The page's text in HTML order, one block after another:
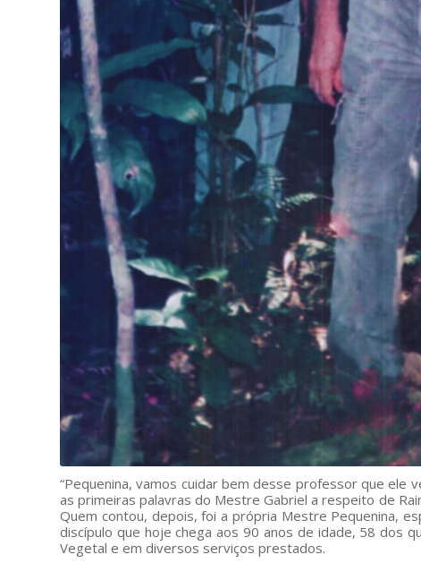
“Pequenina, vamos cuidar bem desse professor que ele
as primeiras palavras do Mestre Gabriel a respeito de
Quem contou, depois, foi a própria Mestre Pequenina,
discípulo que hoje chega aos 90 anos de idade, 58 dos
Vegetal e em diversos serviços prestados.